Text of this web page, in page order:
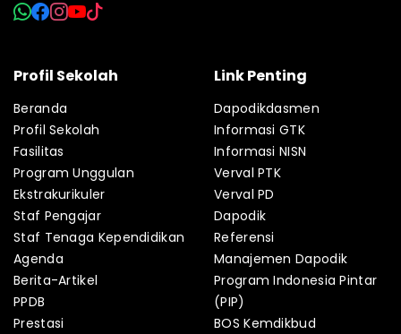
Profil Sekolah
Beranda
Profil Sekolah
Fasilitas
Program Unggulan
Ekstrakurikuler
Staf Pengajar
Staf Tenaga Kependidikan
Agenda
Berita-Artikel
PPDB
Prestasi
Link Penting
Dapodikdasmen
Informasi GTK
Informasi NISN
Verval PTK
Verval PD
Dapodik
Referensi
Manajemen Dapodik
Program Indonesia Pintar
(PIP)
BOS Kemdikbud